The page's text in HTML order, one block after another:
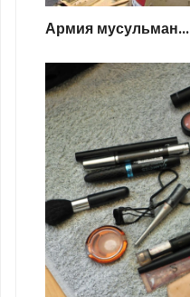
Армия мусульман...